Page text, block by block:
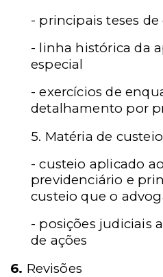
- principais teses de
- linha histórica da
especial
- exercícios de
detalhamento por
5. Matéria de custeio
- custeio aplicado
previdenciário e
custeio que o
- posições judiciais
de ações
6. Revisões